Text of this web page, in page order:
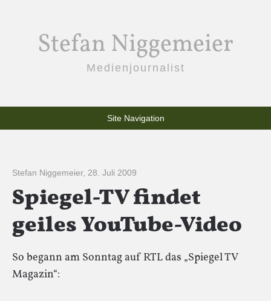
Stefan Niggemeier
Medienjournalist
Site Navigation
Stefan Niggemeier, 28. Juli 2009
Spiegel-TV findet
geiles YouTube-Video
So begann am Sonntag auf RTL das „Spiegel TV
Magazin“: